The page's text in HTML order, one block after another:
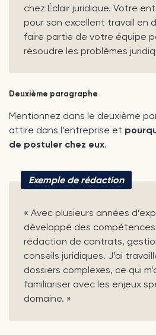
chez Éclair juridique. Votre
pour son excellent travail en
faire partie de votre équipe
résoudre les problèmes
Deuxième paragraphe
Mentionnez dans le deuxième
attire dans l’entreprise et
de postuler chez eux.
Exemple de rédaction
« Avec plusieurs années
développé des
rédaction de contrats,
conseils juridiques. J’ai
dossiers complexes, ce qui
familiariser avec les enjeux
domaine. »